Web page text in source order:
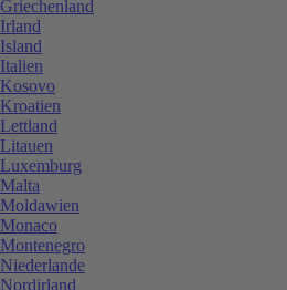
Griechenland
Irland
Island
Italien
Kosovo
Kroatien
Lettland
Litauen
Luxemburg
Malta
Moldawien
Monaco
Montenegro
Niederlande
Nordirland